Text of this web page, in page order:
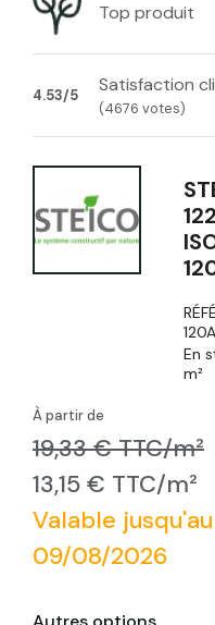
Top produit
4.53/5 Satisfaction
(4676 votes)
En
m²
À partir de
19,33 € TTC/m²
13,15 € TTC/m²
Valable jusqu'au
09/08/2026